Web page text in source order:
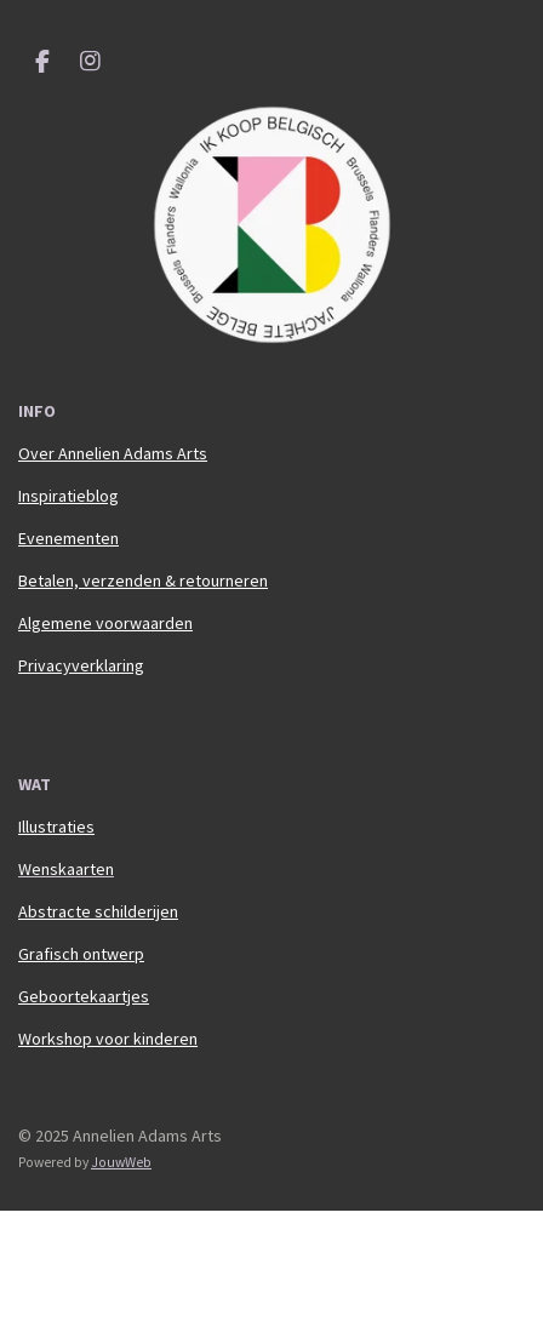
F
I
INFO
Over Annelien Adams Arts
Inspiratieblog
Evenementen
Betalen, verzenden & retourneren
Algemene voorwaarden
Privacyverklaring
WAT
Illustraties
Wenskaarten
Abstracte schilderijen
Grafisch ontwerp
Geboortekaartjes
Workshop voor kinderen
© 2025 Annelien Adams Arts
Powered by JouwWeb